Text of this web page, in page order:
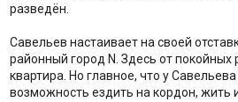
разведён.
Савельев настаивает на своей
районный город N. Здесь от покойных
квартира. Но главное, что у
возможность ездить на кордон, жить